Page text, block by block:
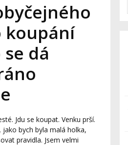
koupání
dá
Jdu se koupat. Venku prší.
bych byla malá holka,
pravidla. Jsem velmi